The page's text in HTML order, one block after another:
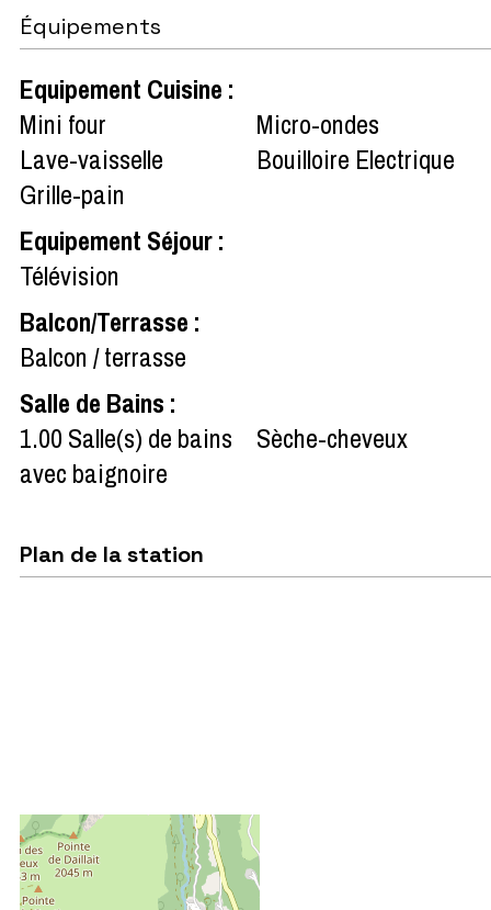
Équipements
Equipement Cuisine :
Mini four
Micro-ondes
Lave-vaisselle
Bouilloire Electrique
Grille-pain
Equipement Séjour:
Télévision
Balcon/Terrasse :
Balcon / terrasse
Salle de Bains :
1.00 Salle(s) de bains
avec baignoire
Sèche-cheveux
Plan de la station